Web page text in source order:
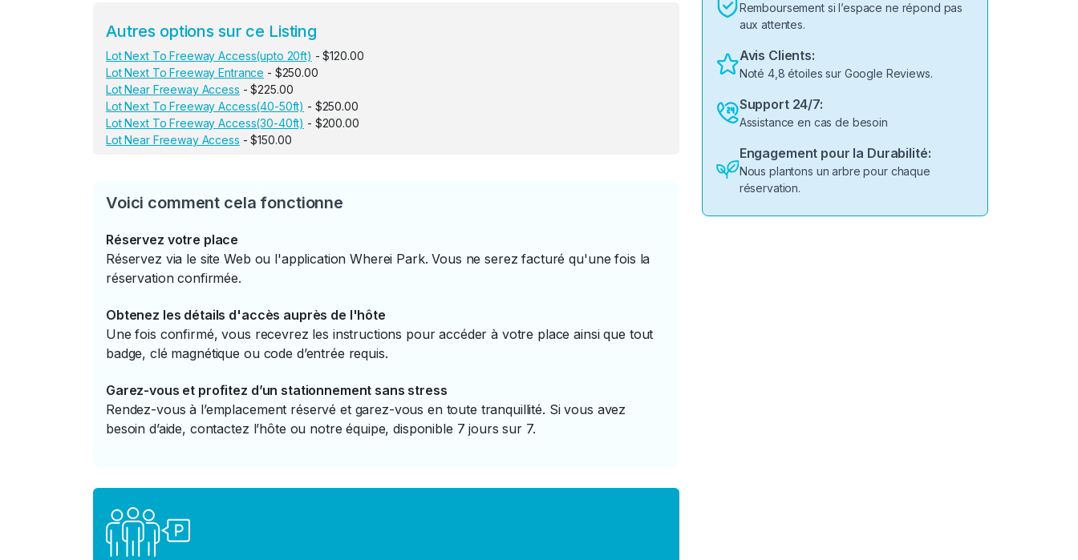
Autres options sur ce Listing
Lot Next To Freeway Access(upto 20ft) - $120.00
Lot Next To Freeway Entrance - $250.00
Lot Near Freeway Access - $225.00
Lot Next To Freeway Access(40-50ft) - $250.00
Lot Next To Freeway Access(30-40ft) - $200.00
Lot Near Freeway Access - $150.00
Voici comment cela fonctionne
Réservez votre place
Réservez via le site Web ou l'application Wherei Park. Vous ne serez facturé qu'une fois la
réservation confirmée.
Obtenez les détails d'accès auprès de l'hôte
Une fois confirmé, vous recevrez les instructions pour accéder à votre place ainsi que tout
badge, clé magnétique ou code d’entrée requis.
Garez-vous et profitez d’un stationnement sans stress
Rendez-vous à l’emplacement réservé et garez-vous en toute tranquillité. Si vous avez
besoin d’aide, contactez l’hôte ou notre équipe, disponible 7 jours sur 7.
Remboursement si l’espace ne répond pas
aux attentes.
Avis Clients:
Noté 4,8 étoiles sur Google Reviews.
Support 24/7:
Assistance en cas de besoin
Engagement pour la Durabilité:
Nous plantons un arbre pour chaque
réservation.